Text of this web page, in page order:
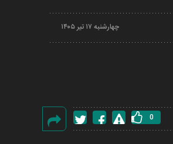
چهارشنبه ۱۷ تير ۱۴۰۵
گزارش
0